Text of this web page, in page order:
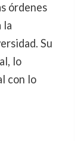
órdenes
la
Su
lo
con lo